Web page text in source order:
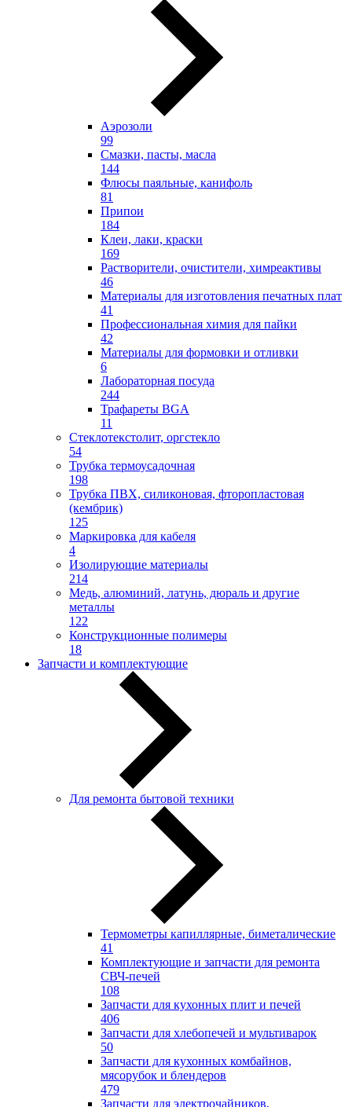
Аэрозоли
99
Смазки, пасты, масла
144
Флюсы паяльные, канифоль
81
Припои
184
Клеи, лаки, краски
169
Растворители, очистители, химреактивы
46
Материалы для изготовления печатных плат
41
Профессиональная химия для пайки
42
Материалы для формовки и отливки
6
Лабораторная посуда
244
Трафареты BGA
11
Стеклотекстолит, оргстекло
54
Трубка термоусадочная
198
Трубка ПВХ, силиконовая, фторопластовая
(кембрик)
125
Маркировка для кабеля
4
Изолирующие материалы
214
Медь, алюминий, латунь, дюраль и другие
металлы
122
Конструкционные полимеры
18
Запчасти и комплектующие
Для ремонта бытовой техники
Термометры капиллярные, биметалические
41
Комплектующие и запчасти для ремонта
СВЧ-печей
108
Запчасти для кухонных плит и печей
406
Запчасти для хлебопечей и мультиварок
50
Запчасти для кухонных комбайнов,
мясорубок и блендеров
479
Запчасти для электрочайников,